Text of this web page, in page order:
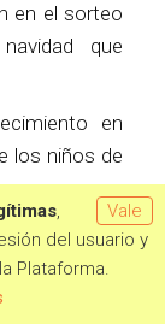
en el sorteo
que
en
los niños de
con el logo
con el logo
Vale
,
del usuario y
Plataforma.